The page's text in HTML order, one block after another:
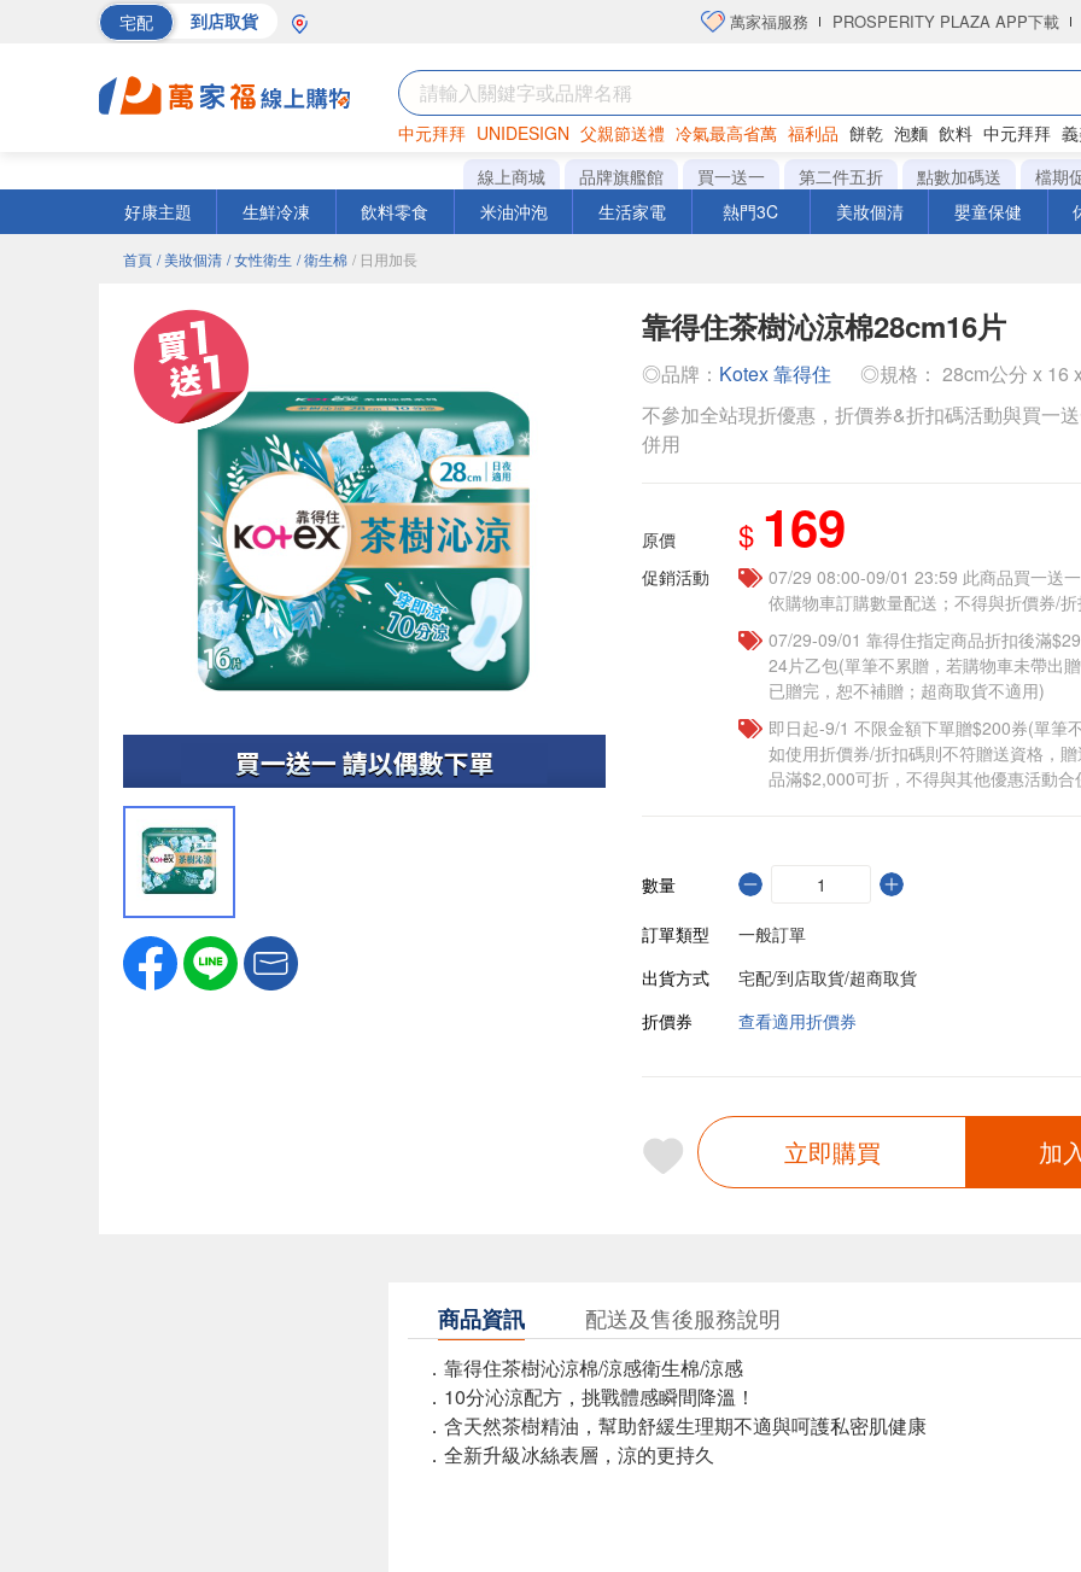
宅配 到店取貨 萬家福服務 PROSPERITY PLAZA APP下載
中元拜拜 UNIDESIGN 父親節送禮 冷氣最高省萬 福利品 餅乾 泡麵 飲料 中元拜拜
巧克力 罐頭 衛生紙
線上商城 品牌旗艦館 買一送一 第二件五折 點數加碼送
檔期
好康主題
生鮮冷凍 飲料零食 米油沖泡 生活家電 熱門3C 美妝個清 嬰童保健
首頁 / 美妝個清 / 女性衛生 / 衛生棉 / 日用加長
靠得住茶樹沁涼棉28cm16片
◎品牌： Kotex 靠得住
◎規格： 28cm公分 x 16
不參加全站現折優惠，折價券&折扣碼活動與買一
併用
原價 $ 169
促銷活動
07/29 08:00-09/01 23:59 此商品買一送
依購物車訂購數量配送；不得與折價券/
07/29-09/01 靠得住指定商品折扣後滿
24片乙包(單筆不累贈，若購物車未帶出
已贈完，恕不補贈；超商取貨不適用)
即日起-9/1 不限金額下單贈$200券(單筆
如使用折價券/折扣碼則不符贈送資格，
品滿$2,000可折，不得與其他優惠活動合
數量
訂單類型
一般訂單
出貨方式
宅配/到店取貨/超商取貨
折價券
查看適用折價券
立即購買 加
商品資訊 配送及售後服務說明
．靠得住茶樹沁涼棉/涼感衛生棉/涼感
．10分沁涼配方，挑戰體感瞬間降溫！
．含天然茶樹精油，幫助舒緩生理期不適與呵護私密肌健康
．全新升級冰絲表層，涼的更持久